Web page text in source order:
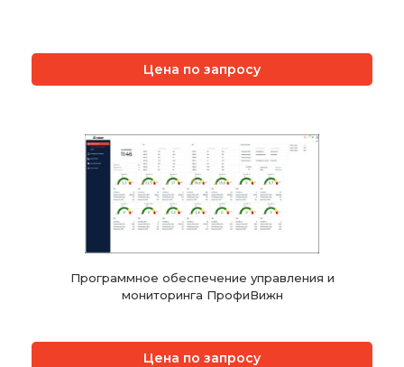
Цена по запросу
Программное обеспечение управления и
мониторинга ПрофиВижн
Цена по запросу